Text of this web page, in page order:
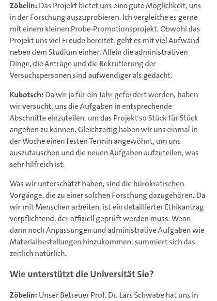
Zöbelin: Das Projekt bietet uns eine gute Möglichkeit, uns
in der Forschung auszuprobieren. Ich vergleiche es gerne
mit einem kleinen Probe-Promotionsprojekt. Obwohl das
Projekt uns viel Freude bereitet, geht es mit viel Aufwand
neben dem Studium einher. Allein die administrativen
Dinge, die Anträge und die Rekrutierung der
Versuchspersonen sind aufwendiger als gedacht.
Kubotsch: Da wir ja für ein Jahr gefördert werden, haben
wir versucht, uns die Aufgaben in entsprechende
Abschnitte einzuteilen, um das Projekt so Stück für Stück
angehen zu können. Gleichzeitig haben wir uns einmal in
der Woche einen festen Termin angewöhnt, um uns
auszutauschen und die neuen Aufgaben aufzuteilen, was
sehr hilfreich ist.
Was wir unterschätzt haben, sind die bürokratischen
Vorgänge, die zu einer solchen Forschung dazugehören. Da
wir mit Menschen arbeiten, ist ein detaillierter Ethikantrag
verpflichtend, der offiziell geprüft werden muss. Wenn
dann noch Anpassungen und administrative Aufgaben wie
Materialbestellungen hinzukommen, summiert sich das
zeitlich natürlich.
Wie unterstützt die Universität Sie?
Zöbelin: Unser Betreuer Prof. Dr. Lars Schwabe hat uns in